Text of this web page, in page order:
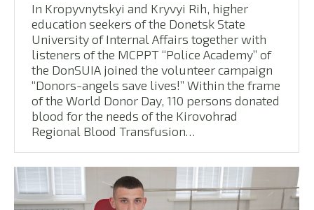
In Kropyvnytskyi and Kryvyi Rih, higher
education seekers of the Donetsk State
University of Internal Affairs together with
listeners of the MCPPT “Police Academy” of
the DonSUIA joined the volunteer campaign
“Donors-angels save lives!” Within the frame
of the World Donor Day, 110 persons donated
blood for the needs of the Kirovohrad
Regional Blood Transfusion…